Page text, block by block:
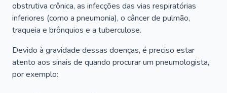
obstrutiva crônica, as infecções das vias respiratórias
inferiores (como a pneumonia), o câncer de pulmão,
traqueia e brônquios e a tuberculose.
Devido à gravidade dessas doenças, é preciso estar
atento aos sinais de quando procurar um pneumologista,
por exemplo: